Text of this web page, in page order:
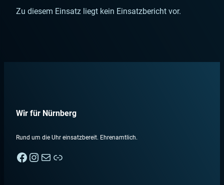
Zu diesem Einsatz liegt kein Einsatzbericht vor.
Wir für Nürnberg
Rund um die Uhr einsatzbereit. Ehrenamtlich.
Facebook Instagram E-Mail Nebenan